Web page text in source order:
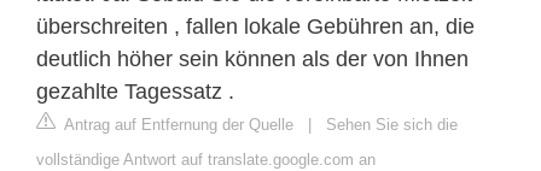
überschreiten , fallen lokale Gebühren an, die
deutlich höher sein können als der von Ihnen
gezahlte Tagessatz .
Antrag auf Entfernung der Quelle
Sehen Sie sich die
vollständige Antwort auf translate.google.com an